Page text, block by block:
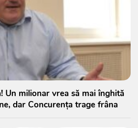
Un milionar vrea să mai înghită
dar Concurența trage frâna